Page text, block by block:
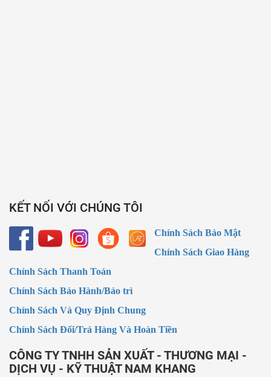
KẾT NỐI VỚI CHÚNG TÔI
Chính Sách Bảo Mật
Chính Sách Giao Hàng
Chính Sách Thanh Toán
Chính Sách Bảo Hành/Bảo trì
Chính Sách Và Quy Định Chung
Chính Sách Đổi/Trả Hàng Và Hoàn Tiền
CÔNG TY TNHH SẢN XUẤT - THƯƠNG MẠI -
DỊCH VỤ - KỸ THUẬT NAM KHANG